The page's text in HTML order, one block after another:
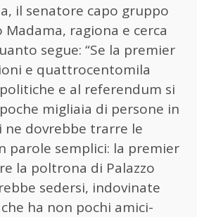
il senatore capo gruppo
Madama, ragiona e cerca
segue: “Se la premier
e quattrocentomila
e al referendum si
migliaia di persone in
ne dovrebbe trarre le
parole semplici: la premier
la poltrona di Palazzo
sedersi, indovinate
ha non pochi amici-